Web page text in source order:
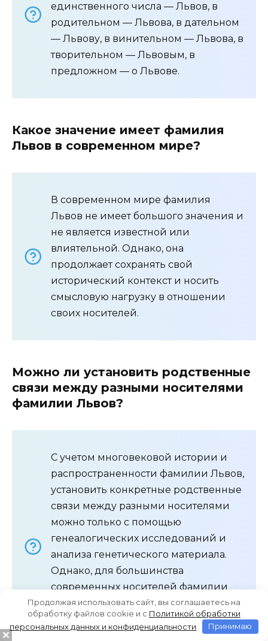
единственного числа — Львов, в
родительном — Львова, в дательном
— Львову, в винительном — Львова, в
творительном — Львовым, в
предложном — о Львове.
Какое значение имеет фамилия
Львов в современном мире?
В современном мире фамилия
Львов не имеет большого значения и
не является известной или
влиятельной. Однако, она
продолжает сохранять свой
исторический контекст и носить
смысловую нагрузку в отношении
своих носителей.
Можно ли установить родственные
связи между разными носителями
фамилии Львов?
С учетом многовековой истории и
распространенности фамилии Львов,
установить конкретные родственные
связи между разными носителями
можно только с помощью
генеалогических исследований и
анализа генетического материала.
Однако, для большинства
современных носителей фамилии
Львов, такие исследования не имеют
практической ценности и не
Продолжая использовать сайт, вы соглашаетесь на
обработку файлов cookie и c Политикой обработки
персональных данных и конфиденциальности
Принимаю